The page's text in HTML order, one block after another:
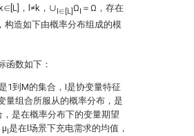
，l≠k，∪l∈[L]Ωl ＝Ω，存在
构造如下由概率分布组成的模
函数如下：
1到M的集合，I是协变量特征
量组合所服从的概率分布， 是
是在概率分布下的变量期望
l是在l场景下充电需求的均值，